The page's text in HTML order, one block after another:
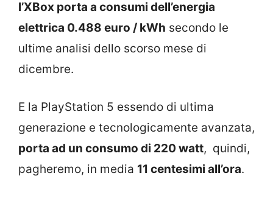
l’XBox porta a consumi dell’energia
elettrica 0.488 euro / kWh secondo le
ultime analisi dello scorso mese di
dicembre.
E la PlayStation 5 essendo di ultima
generazione e tecnologicamente avanzata,
porta ad un consumo di 220 watt, quindi,
pagheremo, in media 11 centesimi all’ora.